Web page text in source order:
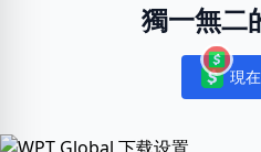
獨一無二
現